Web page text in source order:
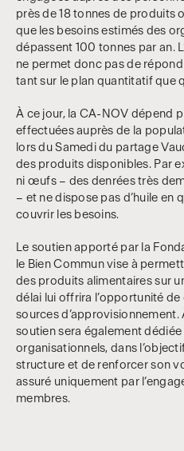
près de 18 tonnes de produits
que les besoins estimés des
dépassent 100 tonnes par an.
ne permet donc pas de
tant sur le plan quantitatif que
À ce jour, la CA-NOV dépend
effectuées auprès de la
lors du Samedi du partage
des produits disponibles. Par
ni œufs – des denrées très
– et ne dispose pas d’huile en
couvrir les besoins.
Le soutien apporté par la
le Bien Commun vise à
des produits alimentaires sur
délai lui offrira l’opportunité
sources
soutien sera également
organisationnels, dans
structure et de renforcer son
assuré uniquement par
membres.